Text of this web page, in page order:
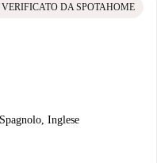
Inglese
VERIFICATO DA SPOTAHOME